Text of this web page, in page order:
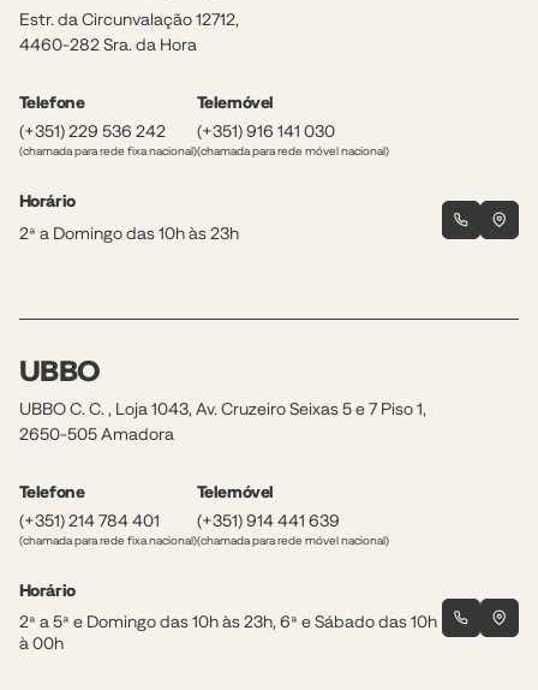
Estr. da Circunvalação 12712,
4460-282 Sra. da Hora
Telefone
(+351) 229 536 242
(chamada para rede fixa nacional)
Telemóvel
(+351) 916 141 030
(chamada para rede móvel nacional)
Horário
2ª a Domingo das 10h às 23h
UBBO
UBBO C. C. , Loja 1043, Av. Cruzeiro Seixas 5 e 7 Piso 1,
2650-505 Amadora
Telefone
(+351) 214 784 401
(chamada para rede fixa nacional)
Telemóvel
(+351) 914 441 639
(chamada para rede móvel nacional)
Horário
2ª a 5ª e Domingo das 10h às 23h, 6ª e Sábado das 10h
à 00h